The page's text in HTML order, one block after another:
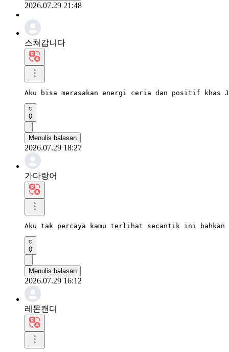
2026.07.29 21:48
스쳐갑니다
Aku bisa merasakan energi ceria dan positif khas
0
Menulis balasan
2026.07.29 18:27
가다랑어
Aku tak percaya kamu terlihat secantik ini bahkan
0
Menulis balasan
2026.07.29 16:12
레몬캔디